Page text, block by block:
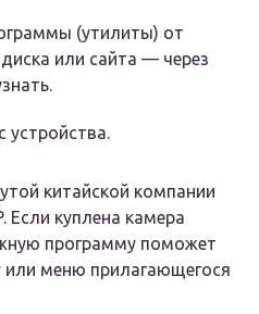
(утилиты) от
или сайта — через
устройства.
китайской компании
Если куплена камера
программу поможет
или меню прилагающегося